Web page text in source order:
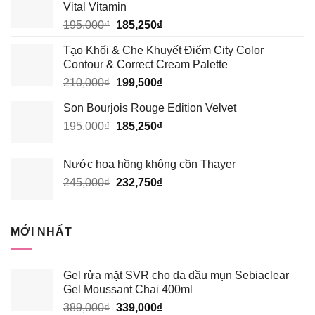
Vital Vitamin
195,000₫ Giá
là:
195,000₫.
185,250₫Giá
tại
là:
185,250₫.
Tạo Khối & Che Khuyết Điểm City Color
Contour & Correct Cream Palette
210,000₫ Giá
là:
210,000₫.
199,500₫Giá
tại
là:
Son Bourjois Rouge Edition Velvet
195,000₫ Giá
195,000₫.
185,250₫Giá
là:
185,250₫.
Nước hoa hồng không cồn Thayer
245,000₫ Giá
232,750₫Giá
MỚI NHẤT
Gel rửa mặt SVR cho da dầu mụn Sebiaclear
Gel Moussant Chai 400ml
389,000₫ Giá
339,000₫Giá